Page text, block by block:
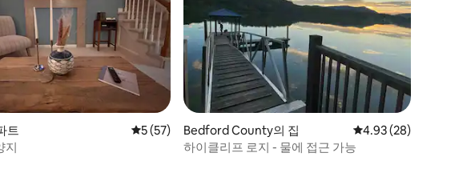
트 평점 5점(5점 만점), 후기 57개
5 (57)
지
Bedford County의 집 평점 4.93점(5점 만점),
4.93 (28)
하이클리프 로지 - 물에 접근 가능